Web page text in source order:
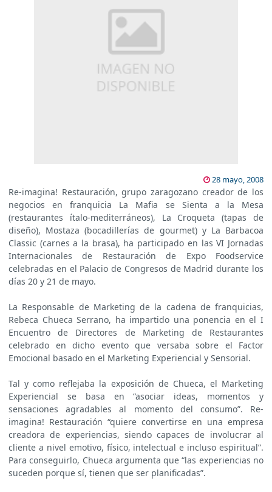
28 mayo, 2008
Re-imagina! Restauración, grupo zaragozano creador de los
negocios en franquicia La Mafia se Sienta a la Mesa
(restaurantes ítalo-mediterráneos), La Croqueta (tapas de
diseño), Mostaza (bocadillerías de gourmet) y La Barbacoa
Classic (carnes a la brasa), ha participado en las VI Jornadas
Internacionales de Restauración de Expo Foodservice
celebradas en el Palacio de Congresos de Madrid durante los
días 20 y 21 de mayo.
La Responsable de Marketing de la cadena de franquicias,
Rebeca Chueca Serrano, ha impartido una ponencia en el I
Encuentro de Directores de Marketing de Restaurantes
celebrado en dicho evento que versaba sobre el Factor
Emocional basado en el Marketing Experiencial y Sensorial.
Tal y como reflejaba la exposición de Chueca, el Marketing
Experiencial se basa en “asociar ideas, momentos y
sensaciones agradables al momento del consumo”. Re-
imagina! Restauración “quiere convertirse en una empresa
creadora de experiencias, siendo capaces de involucrar al
cliente a nivel emotivo, físico, intelectual e incluso espiritual”.
Para conseguirlo, Chueca argumenta que “las experiencias no
suceden porque sí, tienen que ser planificadas”.